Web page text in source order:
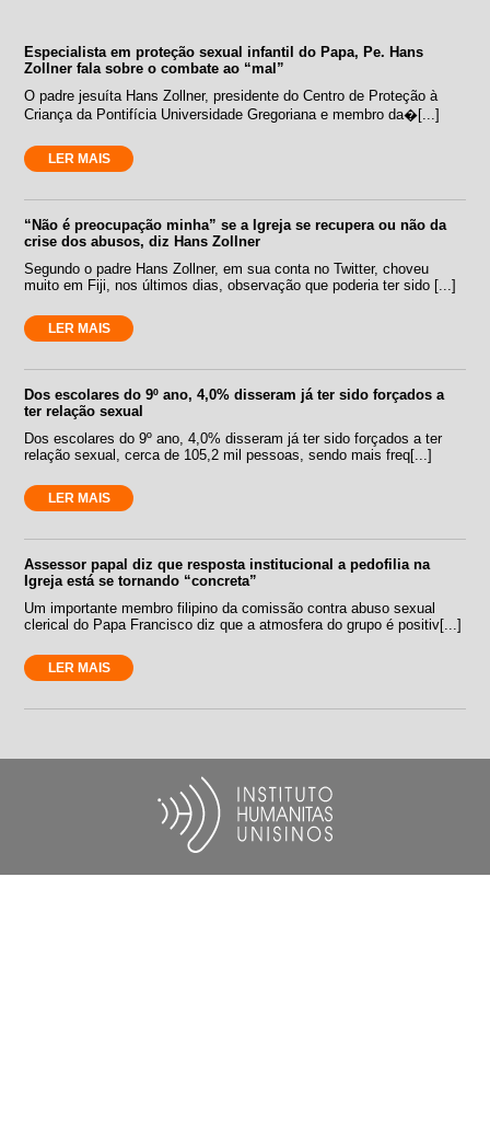
Especialista em proteção sexual infantil do Papa, Pe. Hans
Zollner fala sobre o combate ao “mal”
O padre jesuíta Hans Zollner, presidente do Centro de Proteção à
Criança da Pontifícia Universidade Gregoriana e membro da�[...]
LER MAIS
“Não é preocupação minha” se a Igreja se recupera ou não da
crise dos abusos, diz Hans Zollner
Segundo o padre Hans Zollner, em sua conta no Twitter, choveu
muito em Fiji, nos últimos dias, observação que poderia ter sido [...]
LER MAIS
Dos escolares do 9º ano, 4,0% disseram já ter sido forçados a
ter relação sexual
Dos escolares do 9º ano, 4,0% disseram já ter sido forçados a ter
relação sexual, cerca de 105,2 mil pessoas, sendo mais freq[...]
LER MAIS
Assessor papal diz que resposta institucional a pedofilia na
Igreja está se tornando “concreta”
Um importante membro filipino da comissão contra abuso sexual
clerical do Papa Francisco diz que a atmosfera do grupo é positiv[...]
LER MAIS